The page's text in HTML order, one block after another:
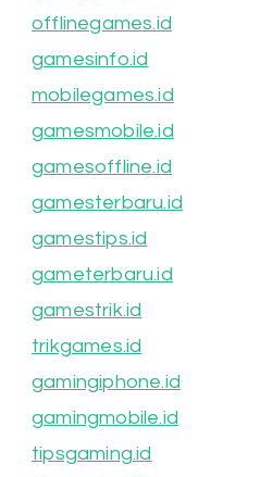
offlinegames.id
gamesinfo.id
mobilegames.id
gamesmobile.id
gamesoffline.id
gamesterbaru.id
gamestips.id
gameterbaru.id
gamestrik.id
trikgames.id
gamingiphone.id
gamingmobile.id
tipsgaming.id